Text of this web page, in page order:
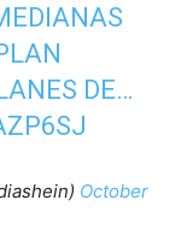
DE…
October